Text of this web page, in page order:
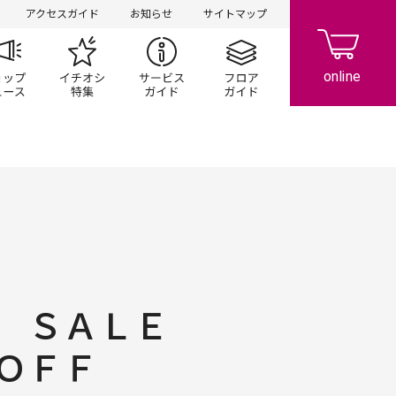
アクセスガイド お知らせ サイトマップ
ン
プ一覧 ショップニュースイチオシ特集 サービスガイドフロアガイド
ＳＡＬＥ
ＦＦ